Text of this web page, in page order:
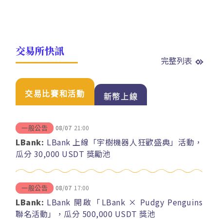
交易所快訊
完整列表
交易比賽和活動 新幣上線
一般公告 08/07 21:00
LBank: LBank 上線「宇樹機器人狂歡盛典」活動，
瓜分 30,000 USDT 獎勵池
一般公告 08/07 17:00
LBank: LBank 開啟「LBank × Pudgy Penguins
聯名活動」，瓜分 500,000 USDT 獎池